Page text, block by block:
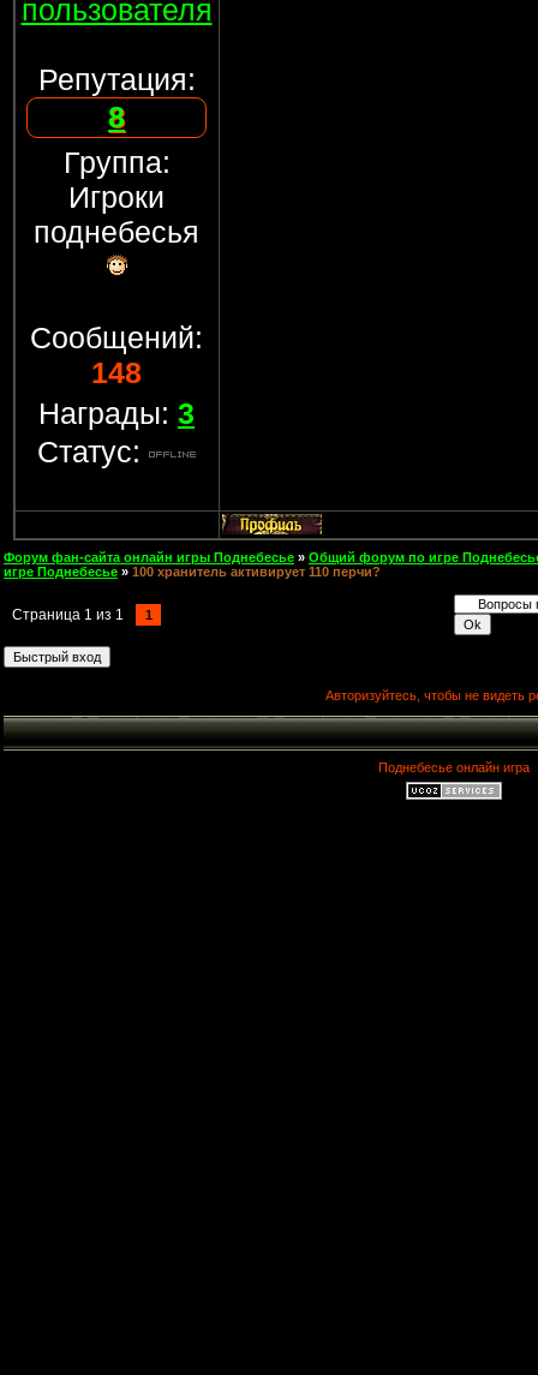
пользователя
Репутация:
8
Группа:
Игроки
поднебесья
Сообщений:
148
Награды: 3
Статус:
Форум фан-сайта онлайн игры Поднебесье » Общий форум по игре
игре Поднебесье » 100 хранитель активирует 110 перчи?
Страница 1 из 1 1
Авторизуйтесь, чтобы не видеть
Поднебесье онлайн игра